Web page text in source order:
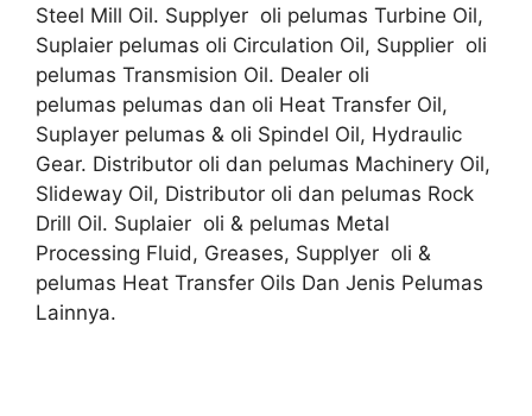
Steel Mill Oil. Supplyer oli pelumas Turbine Oil,
Suplaier pelumas oli Circulation Oil, Supplier oli
pelumas Transmision Oil. Dealer oli
pelumas pelumas dan oli Heat Transfer Oil,
Suplayer pelumas & oli Spindel Oil, Hydraulic
Gear. Distributor oli dan pelumas Machinery Oil,
Slideway Oil, Distributor oli dan pelumas Rock
Drill Oil. Suplaier oli & pelumas Metal
Processing Fluid, Greases, Supplyer oli &
pelumas Heat Transfer Oils Dan Jenis Pelumas
Lainnya.